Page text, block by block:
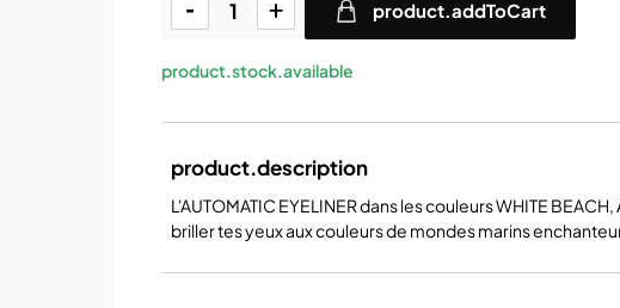
product.addToCart
product.stock.available
product.description
L'AUTOMATIC EYELINER dans les couleurs WHITE
briller tes yeux aux couleurs de mondes marins